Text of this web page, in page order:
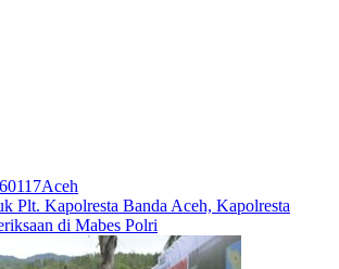
Aceh
Plt. Kapolresta Banda Aceh, Kapolresta
di Mabes Polri